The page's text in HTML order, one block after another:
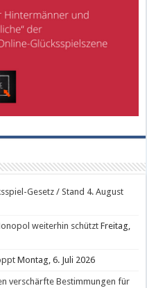
Gesetz / Stand 4. August
weiterhin schützt Freitag,
Montag, 6. Juli 2026
verschärfte Bestimmungen für